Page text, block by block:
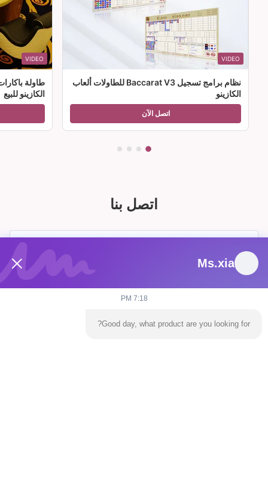
VIDEO
نظام برامج تسجيل Baccarat V3 للطاولات ألعاب
الكازينو
اتصل الآن
VIDEO
طاولة
الكازينو للبيع
اتصل بنا
Ms.xia
7:18 PM
Good day, what product are you looking for?